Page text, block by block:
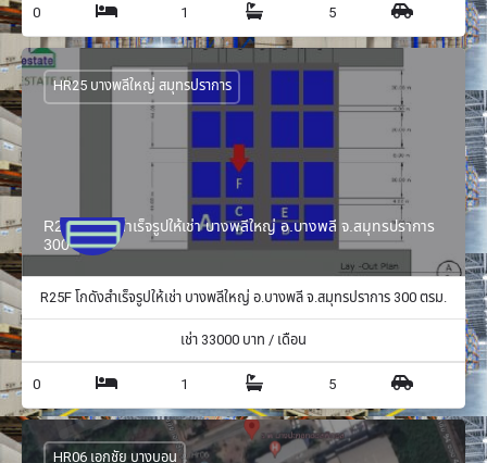
0 1 5
R25F โกดังสำเร็จรูปให้เช่า บางพลีใหญ่ อ.บางพลี จ.สมุทรปราการ
300 ตรม.
HR25 บางพลีใหญ่ สมุทรปราการ
R25F โกดังสำเร็จรูปให้เช่า บางพลีใหญ่ อ.บางพลี จ.สมุทรปราการ 300 ตรม.
เช่า 33000 บาท / เดือน
0 1 5
HR06 เอกชัย บางบอน